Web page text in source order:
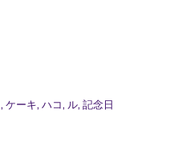
,ケーキ,ハコ, ル,記念日